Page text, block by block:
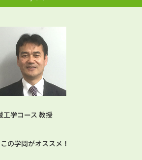
受付内容・発送状況の確認
個人情報取扱規定
工学コース 教授
の学問がオススメ！